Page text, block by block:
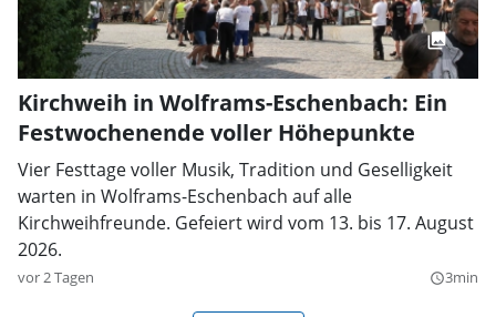
Kirchweih in Wolframs-Eschenbach: Ein
Festwochenende voller Höhepunkte
Vier Festtage voller Musik, Tradition und Geselligkeit
warten in Wolframs-Eschenbach auf alle
Kirchweihfreunde. Gefeiert wird vom 13. bis 17. August
2026.
vor 2 Tagen query_builder3min